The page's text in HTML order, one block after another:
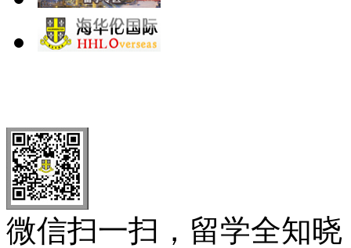
微信扫一扫，留学全知晓